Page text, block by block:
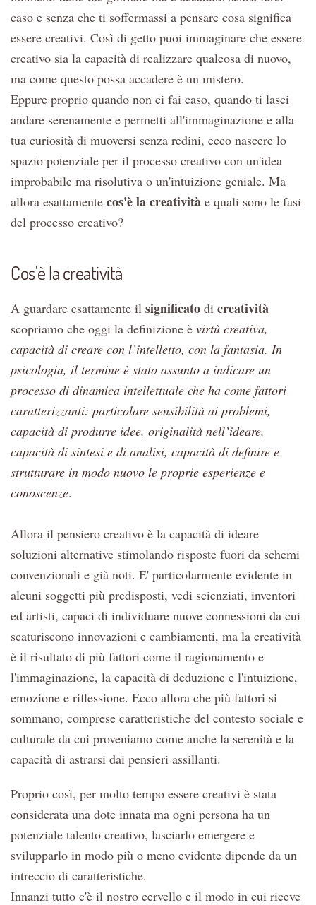
caso e senza che ti soffermassi a pensare cosa significa
essere creativi. Così di getto puoi immaginare che essere
creativo sia la capacità di realizzare qualcosa di nuovo,
ma come questo possa accadere è un mistero.
Eppure proprio quando non ci fai caso, quando ti lasci
andare serenamente e permetti all'immaginazione e alla
tua curiosità di muoversi senza redini, ecco nascere lo
spazio potenziale per il processo creativo con un'idea
improbabile ma risolutiva o un'intuizione geniale. Ma
allora esattamente cos'è la creatività e quali sono le fasi
del processo creativo?
Cos'è la creatività
A guardare esattamente il significato di creatività
scopriamo che oggi la definizione è virtù creativa,
capacità di creare con l’intelletto, con la fantasia. In
psicologia, il termine è stato assunto a indicare un
processo di dinamica intellettuale che ha come fattori
caratterizzanti: particolare sensibilità ai problemi,
capacità di produrre idee, originalità nell’ideare,
capacità di sintesi e di analisi, capacità di definire e
strutturare in modo nuovo le proprie esperienze e
conoscenze.
Allora il pensiero creativo è la capacità di ideare
soluzioni alternative stimolando risposte fuori da schemi
convenzionali e già noti. E' particolarmente evidente in
alcuni soggetti più predisposti, vedi scienziati, inventori
ed artisti, capaci di individuare nuove connessioni da cui
scaturiscono innovazioni e cambiamenti, ma la creatività
è il risultato di più fattori come il ragionamento e
l'immaginazione, la capacità di deduzione e l'intuizione,
emozione e riflessione. Ecco allora che più fattori si
sommano, comprese caratteristiche del contesto sociale e
culturale da cui proveniamo come anche la serenità e la
capacità di astrarsi dai pensieri assillanti.
Proprio così, per molto tempo essere creativi è stata
considerata una dote innata ma ogni persona ha un
potenziale talento creativo, lasciarlo emergere e
svilupparlo in modo più o meno evidente dipende da un
intreccio di caratteristiche.
Innanzi tutto c'è il nostro cervello e il modo in cui riceve